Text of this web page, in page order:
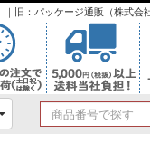
旧：パッケージ通販（株式会
商
品